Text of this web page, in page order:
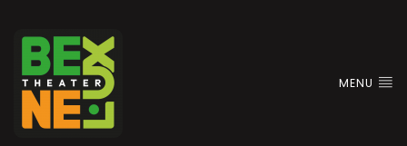
MENU